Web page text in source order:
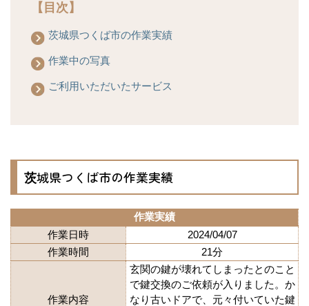
【目次】
茨城県つくば市の作業実績
作業中の写真
ご利用いただいたサービス
茨城県つくば市の作業実績
作業実績
作業日時
2024/04/07
作業時間
21分
作業内容
玄関の鍵が壊れてしまったとのこと
で鍵交換のご依頼が入りました。か
なり古いドアで、元々付いていた鍵